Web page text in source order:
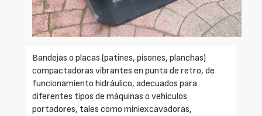
Bandejas o placas (patines, pisones, planchas)
compactadoras vibrantes en punta de retro, de
funcionamiento hidráulico, adecuados para
diferentes tipos de máquinas o vehículos
portadores, tales como miniexcavadoras,